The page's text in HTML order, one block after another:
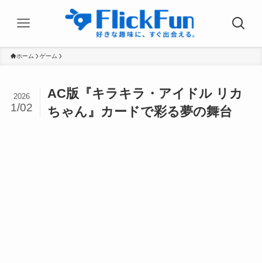
ホーム ゲーム
AC版『キラキラ・アイドル リカ
ちゃん』カードで彩る夢の舞台
2026
1/02